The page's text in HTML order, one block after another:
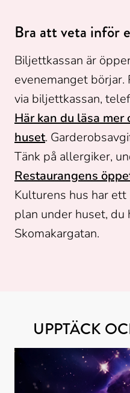
Bra att veta inför
Biljettkassan är
evenemanget
Här kan du läsa
huset.
Restaurangens
Kulturens hus har
plan under huset, du
Skomakargatan.
UPPTÄCK